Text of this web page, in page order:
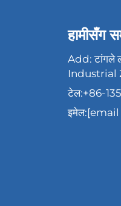
हामीसँग
Add: टांगले
Industrial
टेल:+86-
इमेल: